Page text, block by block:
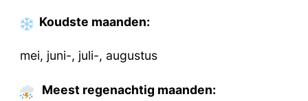
Koudste maanden:
mei, juni-, juli-, augustus
Meest regenachtig maanden: